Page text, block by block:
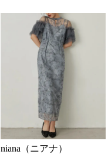
niana（ニアナ）